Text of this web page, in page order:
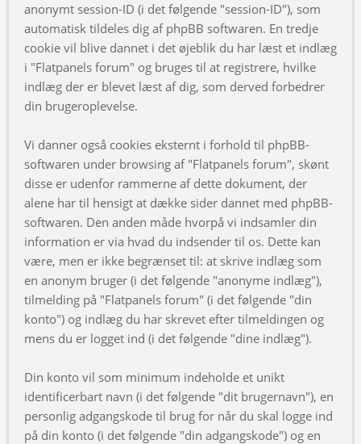
anonymt session-ID (i det følgende "session-ID"), som
automatisk tildeles dig af phpBB softwaren. En tredje
cookie vil blive dannet i det øjeblik du har læst et indlæg
i "Flatpanels forum" og bruges til at registrere, hvilke
indlæg der er blevet læst af dig, som derved forbedrer
din brugeroplevelse.
Vi danner også cookies eksternt i forhold til phpBB-
softwaren under browsing af "Flatpanels forum", skønt
disse er udenfor rammerne af dette dokument, der
alene har til hensigt at dække sider dannet med phpBB-
softwaren. Den anden måde hvorpå vi indsamler din
information er via hvad du indsender til os. Dette kan
være, men er ikke begrænset til: at skrive indlæg som
en anonym bruger (i det følgende "anonyme indlæg"),
tilmelding på "Flatpanels forum" (i det følgende "din
konto") og indlæg du har skrevet efter tilmeldingen og
mens du er logget ind (i det følgende "dine indlæg").
Din konto vil som minimum indeholde et unikt
identificerbart navn (i det følgende "dit brugernavn"), en
personlig adgangskode til brug for når du skal logge ind
på din konto (i det følgende "din adgangskode") og en